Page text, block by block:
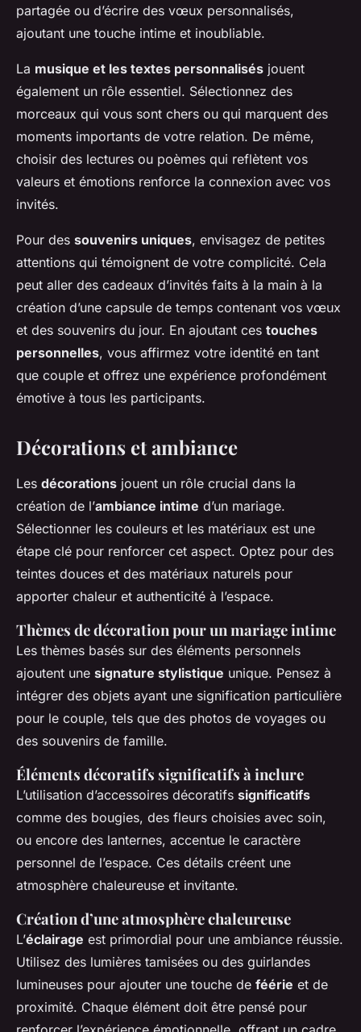
partagée ou d’écrire des vœux personnalisés,
ajoutant une touche intime et inoubliable.
La musique et les textes personnalisés jouent
également un rôle essentiel. Sélectionnez des
morceaux qui vous sont chers ou qui marquent des
moments importants de votre relation. De même,
choisir des lectures ou poèmes qui reflètent vos
valeurs et émotions renforce la connexion avec vos
invités.
Pour des souvenirs uniques, envisagez de petites
attentions qui témoignent de votre complicité. Cela
peut aller des cadeaux d’invités faits à la main à la
création d’une capsule de temps contenant vos vœux
et des souvenirs du jour. En ajoutant ces touches
personnelles, vous affirmez votre identité en tant
que couple et offrez une expérience profondément
émotive à tous les participants.
Décorations et ambiance
Les décorations jouent un rôle crucial dans la
création de l’ambiance intime d’un mariage.
Sélectionner les couleurs et les matériaux est une
étape clé pour renforcer cet aspect. Optez pour des
teintes douces et des matériaux naturels pour
apporter chaleur et authenticité à l’espace.
Thèmes de décoration pour un mariage intime
Les thèmes basés sur des éléments personnels
ajoutent une signature stylistique unique. Pensez à
intégrer des objets ayant une signification particulière
pour le couple, tels que des photos de voyages ou
des souvenirs de famille.
Éléments décoratifs significatifs à inclure
L’utilisation d’accessoires décoratifs significatifs
comme des bougies, des fleurs choisies avec soin,
ou encore des lanternes, accentue le caractère
personnel de l’espace. Ces détails créent une
atmosphère chaleureuse et invitante.
Création d’une atmosphère chaleureuse
L’éclairage est primordial pour une ambiance réussie.
Utilisez des lumières tamisées ou des guirlandes
lumineuses pour ajouter une touche de féérie et de
proximité. Chaque élément doit être pensé pour